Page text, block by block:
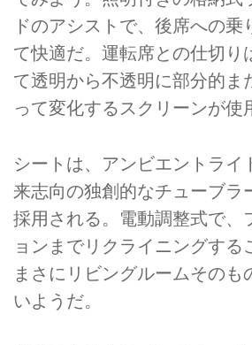
ドのアシストで、後席への乗
て快適だ。運転席との仕切り
て透明から不透明に部分的ま
って変化するスクリーンが使
シートは、アンビエントライ
来志向の独創的なチューブラ
採用される。電動調整式で、
ョンまでリクライニングする
まさにリビングルームそのも
いようだ。